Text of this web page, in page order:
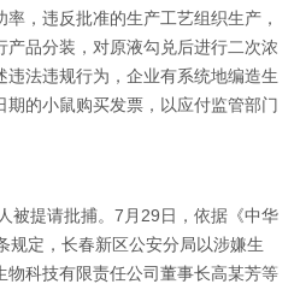
，违反批准的生产工艺组织生产，
品分装，对原液勾兑后进行二次浓
法违规行为，企业有系统地编造生
的小鼠购买发票，以应付监管部门
被提请批捕。7月29日，依据《中华
规定，长春新区公安分局以涉嫌生
物科技有限责任公司董事长高某芳等